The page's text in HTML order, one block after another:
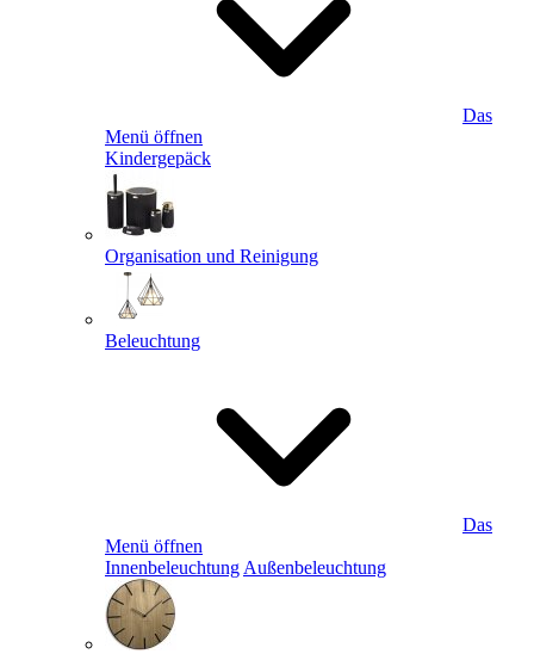
Das
Menü öffnen
Kindergepäck
Organisation und Reinigung
Beleuchtung
Das
Menü öffnen
Innenbeleuchtung Außenbeleuchtung